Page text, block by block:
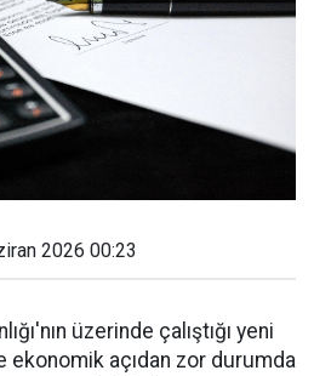
2026 00:23
üzerinde çalıştığı yeni
ekonomik açıdan zor durumda